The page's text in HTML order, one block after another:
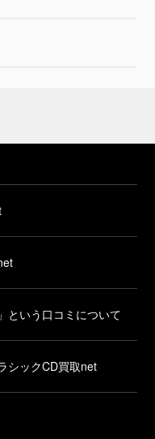
という口コミについて
シックCD買取net